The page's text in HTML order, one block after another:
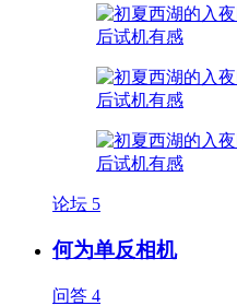
论坛 5
何为单反相机
问答 4